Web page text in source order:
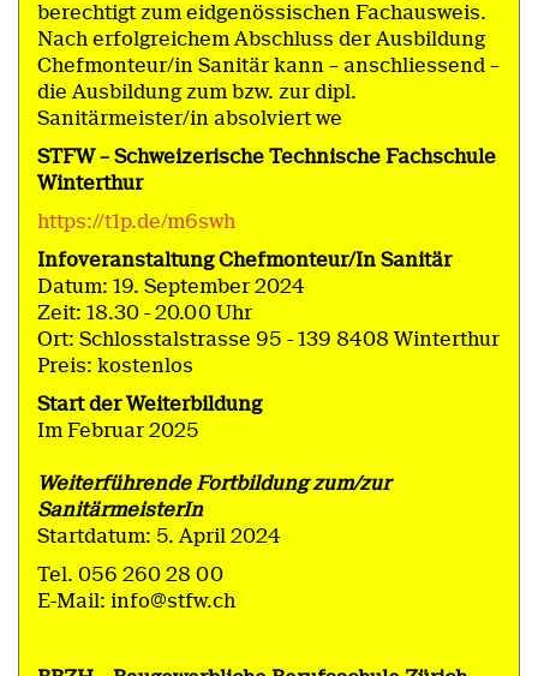
berechtigt zum eidgenössischen Fachausweis.
Nach erfolgreichem Abschluss der Ausbildung
Chefmonteur/in Sanitär kann – anschliessend –
die Ausbildung zum bzw. zur dipl.
Sanitärmeister/in absolviert we
STFW – Schweizerische Technische Fachschule
Winterthur
https://t1p.de/m6swh
Infoveranstaltung Chefmonteur/In Sanitär
Datum: 19. September 2024
Zeit: 18.30 - 20.00 Uhr
Ort: Schlosstalstrasse 95 - 139 8408 Winterthur
Preis: kostenlos
Start der Weiterbildung
Im Februar 2025
Weiterführende Fortbildung zum/zur
SanitärmeisterIn
Startdatum: 5. April 2024
Tel. 056 260 28 00
E-Mail: info@stfw.ch